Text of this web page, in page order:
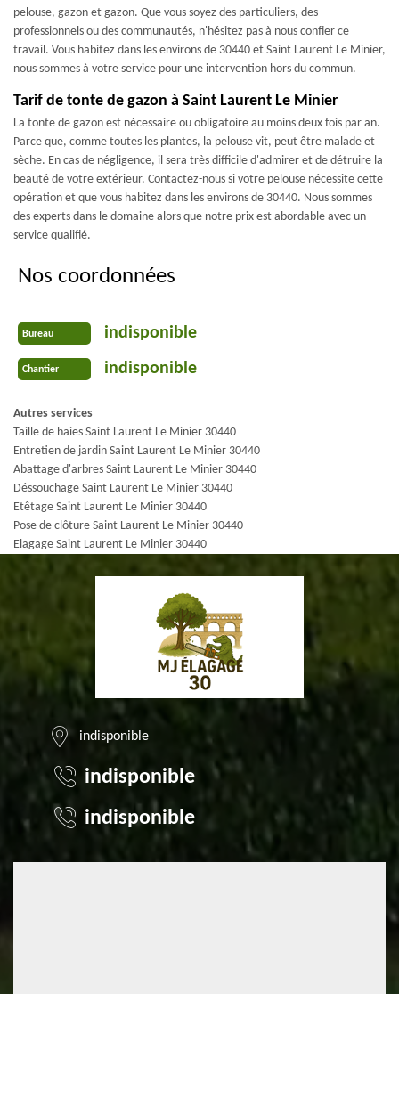
pelouse, gazon et gazon. Que vous soyez des particuliers, des
professionnels ou des communautés, n'hésitez pas à nous confier ce
travail. Vous habitez dans les environs de 30440 et Saint Laurent Le Minier,
nous sommes à votre service pour une intervention hors du commun.
Tarif de tonte de gazon à Saint Laurent Le Minier
La tonte de gazon est nécessaire ou obligatoire au moins deux fois par an.
Parce que, comme toutes les plantes, la pelouse vit, peut être malade et
sèche. En cas de négligence, il sera très difficile d'admirer et de détruire la
beauté de votre extérieur. Contactez-nous si votre pelouse nécessite cette
opération et que vous habitez dans les environs de 30440. Nous sommes
des experts dans le domaine alors que notre prix est abordable avec un
service qualifié.
Nos coordonnées
Bureau indisponible
Chantier indisponible
Autres services
Taille de haies Saint Laurent Le Minier 30440
Entretien de jardin Saint Laurent Le Minier 30440
Abattage d'arbres Saint Laurent Le Minier 30440
Déssouchage Saint Laurent Le Minier 30440
Etêtage Saint Laurent Le Minier 30440
Pose de clôture Saint Laurent Le Minier 30440
Elagage Saint Laurent Le Minier 30440
indisponible
indisponible
indisponible